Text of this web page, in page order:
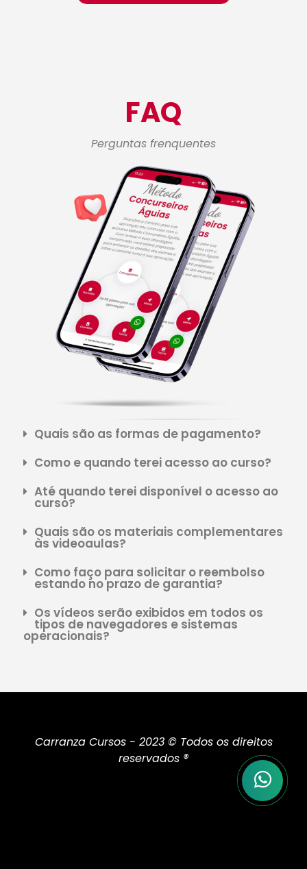
FAQ
Perguntas frenquentes
Quais são as formas de pagamento?
Como e quando terei acesso ao curso?
Até quando terei disponível o acesso ao
curso?
Quais são os materiais complementares
às videoaulas?
Como faço para solicitar o reembolso
estando no prazo de garantia?
Os vídeos serão exibidos em todos os
tipos de navegadores e sistemas
operacionais?
Carranza Cursos - 2023 © Todos os direitos
reservados ®